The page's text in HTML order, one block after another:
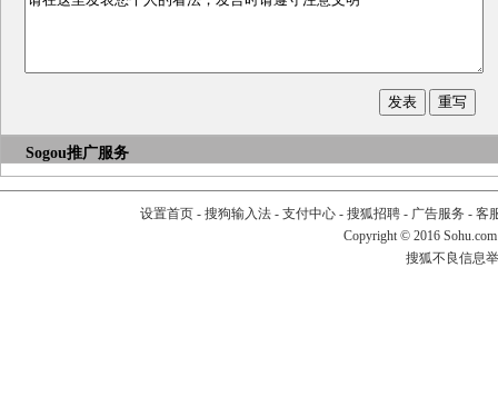
Sogou推广服务
设置首页- 搜狗输入法- 支付中心- 搜狐招聘- 广告服务 - 客
Copyright © 2016
搜狐不良信息